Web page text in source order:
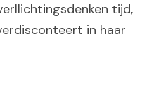
tijd,
in haar